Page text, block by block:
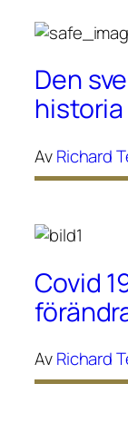
Den
AvRichard
Covid
AvRichard